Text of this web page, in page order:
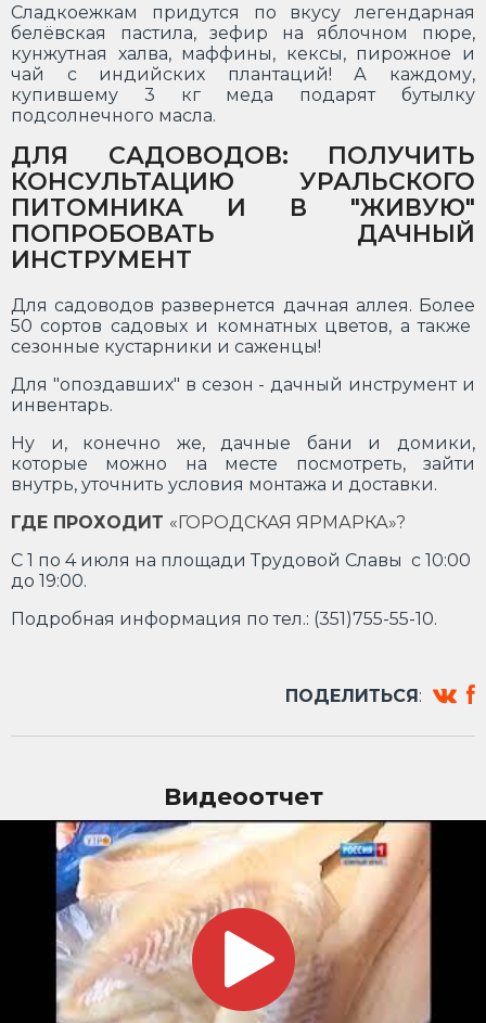
Сладкоежкам придутся по вкусу легендарная
белёвская пастила, зефир на яблочном пюре,
кунжутная халва, маффины, кексы, пирожное и
чай с индийских плантаций! А каждому,
купившему 3 кг меда подарят бутылку
подсолнечного масла.
ДЛЯ САДОВОДОВ: ПОЛУЧИТЬ
КОНСУЛЬТАЦИЮ УРАЛЬСКОГО
ПИТОМНИКА И В "ЖИВУЮ"
ПОПРОБОВАТЬ ДАЧНЫЙ
ИНСТРУМЕНТ
Для садоводов развернется дачная аллея. Более
50 сортов садовых и комнатных цветов, а также
сезонные кустарники и саженцы!
Для "опоздавших" в сезон - дачный инструмент и
инвентарь.
Ну и, конечно же, дачные бани и домики,
которые можно на месте посмотреть, зайти
внутрь, уточнить условия монтажа и доставки.
ГДЕ ПРОХОДИТ «ГОРОДСКАЯ ЯРМАРКА»?
С 1 по 4 июля на площади Трудовой Славы с 10:00
до 19:00.
Подробная информация по тел.: (351)755-55-10.
ПОДЕЛИТЬСЯ:
Видеоотчет